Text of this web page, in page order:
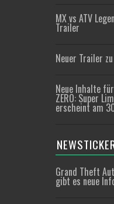
MX vs ATV
Trailer
Neuer Trailer zu
Neue Inhalte
ZERO: Super
erscheint am
Grand Theft
gibt es neue